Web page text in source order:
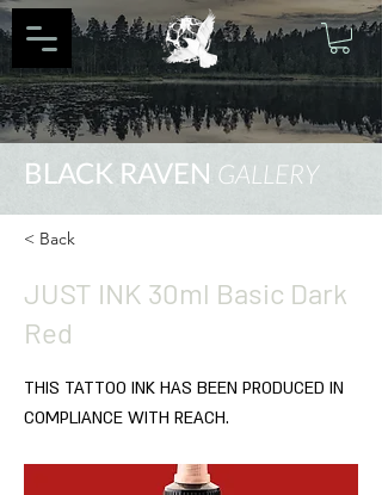
BLACK RAVEN GALLERY
< Back
JUST INK 30ml Basic Dark
Red
THIS TATTOO INK HAS BEEN PRODUCED IN
COMPLIANCE WITH REACH.